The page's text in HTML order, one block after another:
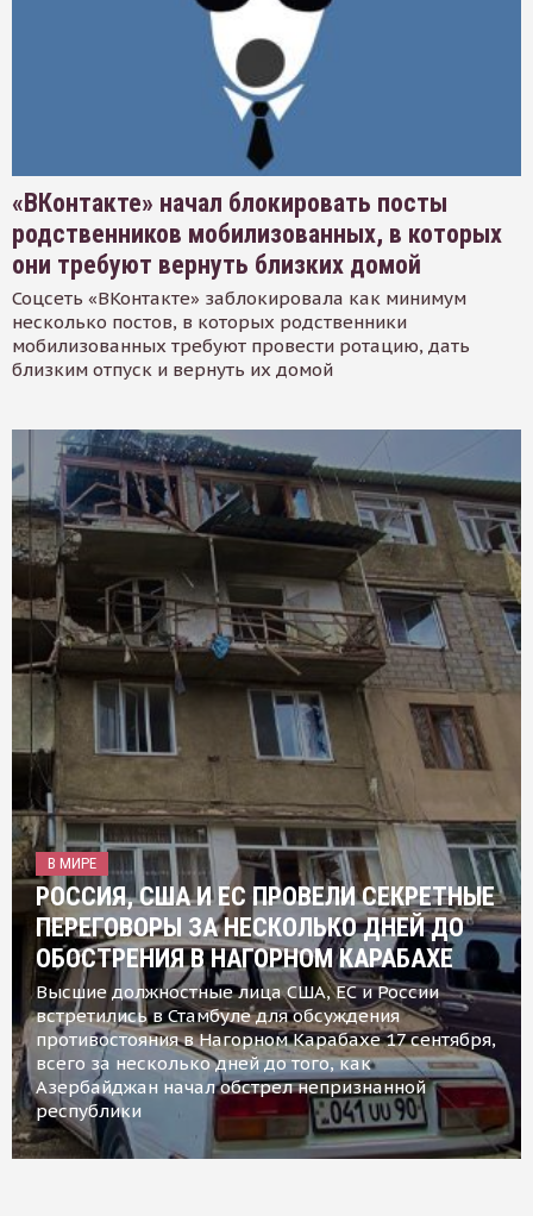
«ВКонтакте» начал блокировать посты
родственников мобилизованных, в которых
они требуют вернуть близких домой
Соцсеть «ВКонтакте» заблокировала как минимум
несколько постов, в которых родственники
мобилизованных требуют провести ротацию, дать
близким отпуск и вернуть их домой
В МИРЕ
РОССИЯ, США И ЕС ПРОВЕЛИ СЕКРЕТНЫЕ
ПЕРЕГОВОРЫ ЗА НЕСКОЛЬКО ДНЕЙ ДО
ОБОСТРЕНИЯ В НАГОРНОМ КАРАБАХЕ
Высшие должностные лица США, ЕС и России
встретились в Стамбуле для обсуждения
противостояния в Нагорном Карабахе 17 сентября,
всего за несколько дней до того, как
Азербайджан начал обстрел непризнанной
республики